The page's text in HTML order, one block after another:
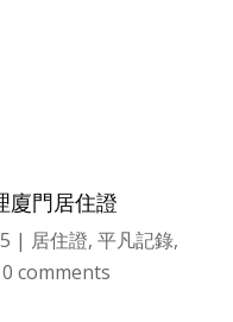
廈門居住證
| 居住證, 平凡記錄,
0 comments